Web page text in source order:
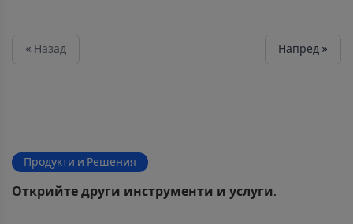
« Назад Напред »
Продукти и Решения
Открийте други инструменти и услуги.